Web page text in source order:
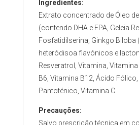
Ingredientes:
Extrato concentrado de Óleo
(contendo DHA e EPA, Geleia
Fosfatidilserina, Ginkgo Biloba
heteródisoa flavónicos e
Resveratrol, Vitamina,
B6, Vitamina B12, Ácido
Pantoténico, Vitamina C.
Precauções:
Salvo prescrição técnica em